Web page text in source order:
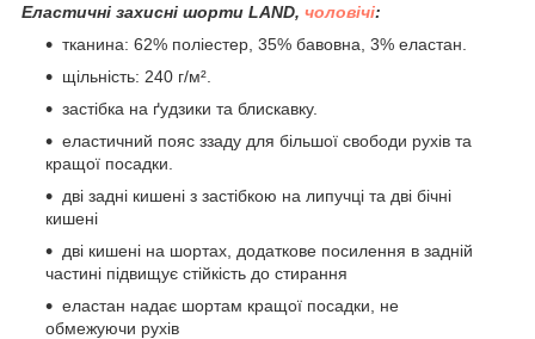
Еластичні захисні шорти LAND, чоловічі:
тканина: 62% поліестер, 35% бавовна, 3% еластан.
щільність: 240 г/м².
застібка на ґудзики та блискавку.
еластичний пояс ззаду для більшої свободи рухів та
кращої посадки.
дві задні кишені з застібкою на липучці та дві бічні
кишені
дві кишені на шортах, додаткове посилення в задній
частині підвищує стійкість до стирання
еластан надає шортам кращої посадки, не
обмежуючи рухів